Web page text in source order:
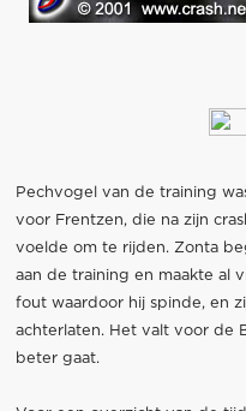
Pechvogel van de training
voor Frentzen, die na zijn
voelde om te rijden. Zonta
aan de training en maakte al
fout waardoor hij spinde, en
achterlaten. Het valt voor de
beter gaat.